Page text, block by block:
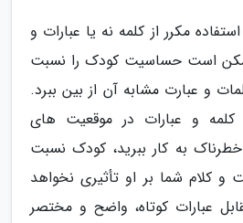
مکرر از کلمه نه یا عبارات و
است حساسیت کودک را نسبت
و عبارت مشابه آن از بین ببرد.
کلمه و عبارات در موقعیت های
خطرناک به کار ببرید، کودک نسبت
کلام شما بر او تأثیری نخواهد
عبارات کوتاه، واضح و مختصر